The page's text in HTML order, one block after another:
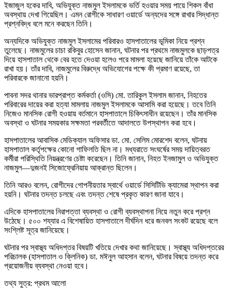
ইজাজুল হকের দাবি, অভিযুক্ত নাজমুল ইসলামকে ভর্তি হওয়ার সময় পায়ে শিকল বাঁধা
অবস্থায় দেখা গিয়েছিল। এমন রোগীকে সাধারণ ওয়ার্ডে অন্যদের সঙ্গে রাখার সিদ্ধান্ত
প্রশ্নবিদ্ধ বলে মনে করছেন তিনি।
অন্যদিকে অভিযুক্ত নাজমুল ইসলামের পরিবারও হাসপাতালের ভূমিকা নিয়ে প্রশ্ন
তুলেছে। নাজমুলের চাচা রকিবুর হোসেন জানান, ঘটনার পর প্রথমে নাজমুলকে ছাড়পত্র
দিয়ে হাসপাতাল থেকে বের হতে দেওয়া হলেও পরে মামলা হয়েছে জানিয়ে তাঁকে আটকে
রাখা হয়। তাঁর দাবি, নাজমুলের বিরুদ্ধে অভিযোগের পক্ষে কী প্রমাণ রয়েছে, তা
পরিবারকে জানানো হয়নি।
পাবনা সদর থানার ভারপ্রাপ্ত কর্মকর্তা (ওসি) মো. তারিকুল ইসলাম জানান, নিহতের
পরিবারের দায়ের করা হত্যা মামলায় নাজমুল ইসলামকে আসামি করা হয়েছে। তবে তিনি
নিজেও মানসিক রোগী হওয়ায় বর্তমানে হাসপাতালে চিকিৎসাধীন রয়েছেন। তাঁর মানসিক
অবস্থা ও ঘটনার সময়কার সক্ষমতা পরবর্তীতে আদালতে উপস্থাপন করা হবে।
হাসপাতালের আবাসিক মেডিক্যাল অফিসার ডা. মো. সেলিম মোরশেদ বলেন, ঘটনায়
হাসপাতাল কর্তৃপক্ষের কোনো গাফিলতি ছিল না। মধ্যরাতে সংঘর্ষের সময় দায়িত্বরত
কর্মীরা পরিস্থিতি নিয়ন্ত্রণের চেষ্টা করেছেন। তিনি জানান, নিহত ইনজামুল ও অভিযুক্ত
নাজমুল—দুজনই সিজোফ্রেনিয়ায় আক্রান্ত ছিলেন।
তিনি আরও বলেন, রোগীদের গোপনীয়তার স্বার্থে ওয়ার্ডে সিসিটিভি ক্যামেরা স্থাপন করা
হয়নি। ঘটনার তদন্ত চলছে এবং তদন্ত শেষে প্রকৃত কারণ জানা যাবে।
এদিকে হাসপাতালের নিরাপত্তা ব্যবস্থা ও রোগী ব্যবস্থাপনা নিয়ে নতুন করে প্রশ্ন
উঠেছে। ৫০০ শয্যার এ বিশেষায়িত হাসপাতালে দীর্ঘদিন ধরে জনবল সংকট রয়েছে বলে
সংশ্লিষ্ট সূত্র জানিয়েছে।
ঘটনার পর স্বাস্থ্য অধিদপ্তর বিষয়টি খতিয়ে দেখার কথা জানিয়েছে। স্বাস্থ্য অধিদপ্তরের
পরিচালক (হাসপাতাল ও ক্লিনিক) ডা. মঈনুল আহসান বলেন, ঘটনার বিষয়ে তদন্ত করে
প্রয়োজনীয় ব্যবস্থা নেওয়া হবে।
তথ্য সুত্র: প্রথম আলো